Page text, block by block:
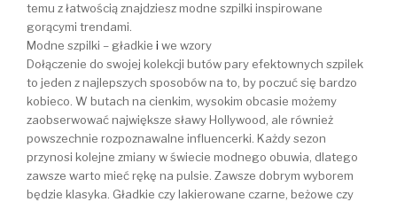
temu z łatwością znajdziesz modne szpilki inspirowane
gorącymi trendami.
Modne szpilki – gładkie i we wzory
Dołączenie do swojej kolekcji butów pary efektownych szpilek
to jeden z najlepszych sposobów na to, by poczuć się bardzo
kobieco. W butach na cienkim, wysokim obcasie możemy
zaobserwować największe sławy Hollywood, ale również
powszechnie rozpoznawalne influencerki. Każdy sezon
przynosi kolejne zmiany w świecie modnego obuwia, dlatego
zawsze warto mieć rękę na pulsie. Zawsze dobrym wyborem
będzie klasyka. Gładkie czy lakierowane czarne, beżowe czy